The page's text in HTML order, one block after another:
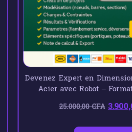
Devenez Expert en
Acier avec Robot –
25.000,00CFA